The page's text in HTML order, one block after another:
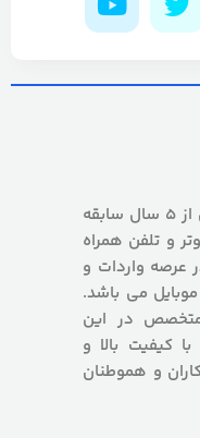
گروه بازرگانی هایومی با بیش از 5 سال سابقه
و تلفن همراه
عرصه واردات و
می باشد.
در این
کیفیت بالا و
و هموطنان